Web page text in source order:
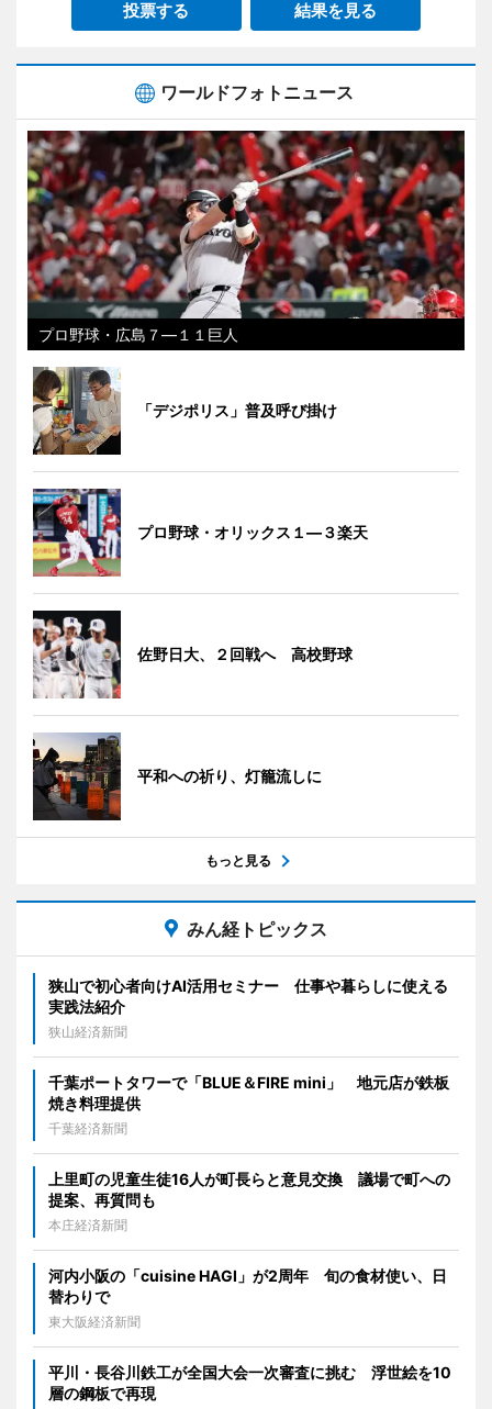
投票する 結果を見る
ワールドフォトニュース
プロ野球・広島７―１１巨人
「デジポリス」普及呼び掛け
プロ野球・オリックス１―３楽天
佐野日大、２回戦へ 高校野球
平和への祈り、灯籠流しに
もっと見る
みん経トピックス
狭山で初心者向けAI活用セミナー 仕事や暮らしに使える
実践法紹介
狭山経済新聞
千葉ポートタワーで「BLUE＆FIRE mini」 地元店が鉄板
焼き料理提供
千葉経済新聞
上里町の児童生徒16人が町長らと意見交換 議場で町への
提案、再質問も
本庄経済新聞
河内小阪の「cuisine HAGI」が2周年 旬の食材使い、日
替わりで
東大阪経済新聞
平川・長谷川鉄工が全国大会一次審査に挑む 浮世絵を10
層の鋼板で再現